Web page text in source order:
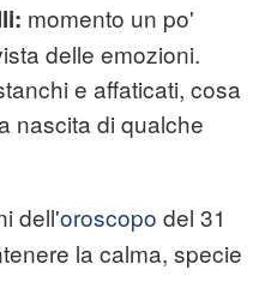
momento un po'
delle emozioni.
e affaticati, cosa
nascita di qualche
dell'oroscopo del 31
la calma, specie